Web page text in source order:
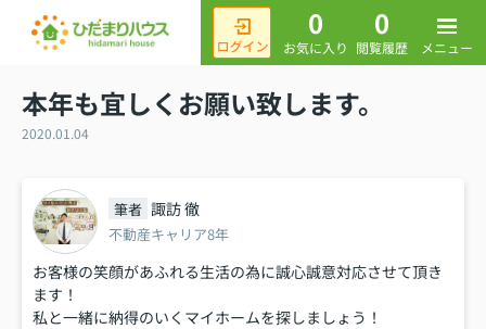
0
お気に入り
0
閲覧履歴 メニュー
本年も宜しくお願い致します。
2020.01.04
筆者 諏訪 徹
不動産キャリア8年
お客様の笑顔があふれる生活の為に誠心誠意対応させて頂き
ます！
私と一緒に納得のいくマイホームを探しましょう！